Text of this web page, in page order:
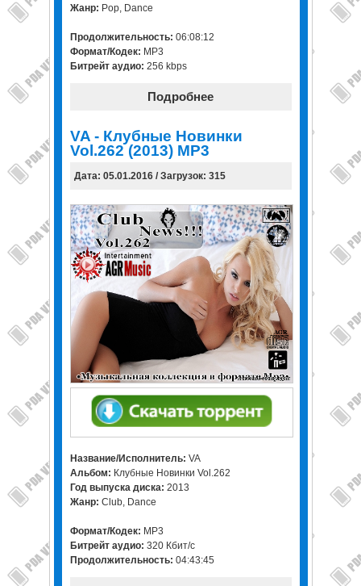
Жанр: Pop, Dance
Продолжительность: 06:08:12
Формат/Кодек: MP3
Битрейт аудио: 256 kbps
Подробнее
VA - Клубные Новинки
Vol.262 (2013) MP3
Дата: 05.01.2016 / Загрузок: 315
Название/Исполнитель: VA
Альбом: Клубные Новинки Vol.262
Год выпуска диска: 2013
Жанр: Club, Dance
Формат/Кодек: MP3
Битрейт аудио: 320 Кбит/c
Продолжительность: 04:43:45